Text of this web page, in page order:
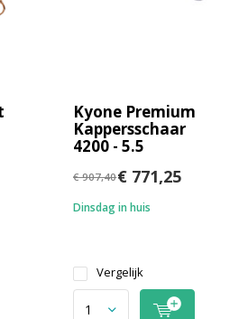
Kyone Premium
Kappersschaar
4200 - 5.5
€ 907,40€ 771,25
Dinsdag in huis
Vergelijk